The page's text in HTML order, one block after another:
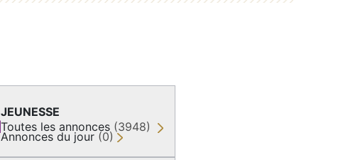
JEUNESSE
Toutes les annonces (3948)
Annonces du jour (0)